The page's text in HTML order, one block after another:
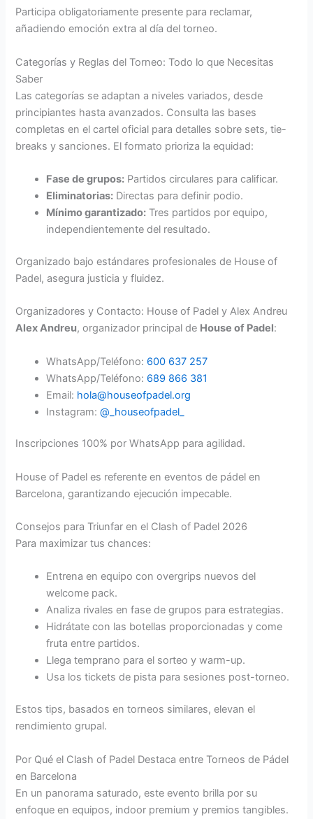
Participa obligatoriamente presente para reclamar,
añadiendo emoción extra al día del torneo.
Categorías y Reglas del Torneo: Todo lo que Necesitas
Saber
Las categorías se adaptan a niveles variados, desde
principiantes hasta avanzados. Consulta las bases
completas en el cartel oficial para detalles sobre sets, tie-
breaks y sanciones. El formato prioriza la equidad:
Fase de grupos: Partidos circulares para calificar.
Eliminatorias: Directas para definir podio.
Mínimo garantizado: Tres partidos por equipo,
independientemente del resultado.
Organizado bajo estándares profesionales de House of
Padel, asegura justicia y fluidez.
Organizadores y Contacto: House of Padel y Alex Andreu
Alex Andreu, organizador principal de House of Padel:
WhatsApp/Teléfono: 600 637 257
WhatsApp/Teléfono: 689 866 381
Email: hola@houseofpadel.org
Instagram:@_houseofpadel_
Inscripciones 100% por WhatsApp para agilidad.
House of Padel es referente en eventos de pádel en
Barcelona, garantizando ejecución impecable.
Consejos para Triunfar en el Clash of Padel 2026
Para maximizar tus chances:
Entrena en equipo con overgrips nuevos del
welcome pack.
Analiza rivales en fase de grupos para estrategias.
Hidrátate con las botellas proporcionadas y come
fruta entre partidos.
Llega temprano para el sorteo y warm-up.
Usa los tickets de pista para sesiones post-torneo.
Estos tips, basados en torneos similares, elevan el
rendimiento grupal.
Por Qué el Clash of Padel Destaca entre Torneos de Pádel
en Barcelona
En un panorama saturado, este evento brilla por su
enfoque en equipos, indoor premium y premios tangibles.